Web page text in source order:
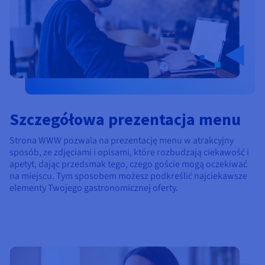
Szczegółowa prezentacja menu
Strona WWW pozwala na prezentację menu w atrakcyjny
sposób, ze zdjęciami i opisami, które rozbudzają ciekawość i
apetyt, dając przedsmak tego, czego goście mogą oczekiwać
na miejscu. Tym sposobem możesz podkreślić najciekawsze
elementy Twojego gastronomicznej oferty.